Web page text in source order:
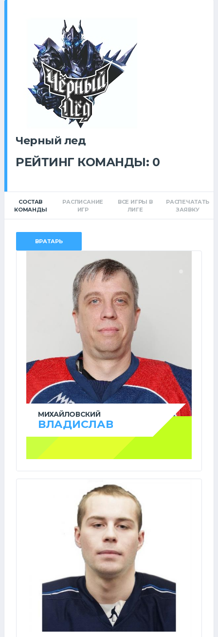
Черный лед
РЕЙТИНГ КОМАНДЫ: 0
СОСТАВ
КОМАНДЫ
РАСПИСАНИЕ
ИГР
ВСЕ ИГРЫ В
ЛИГЕ
РАСПЕЧАТАТЬ
ЗАЯВКУ
ВРАТАРЬ
МИХАЙЛОВСКИЙ
ВЛАДИСЛАВ